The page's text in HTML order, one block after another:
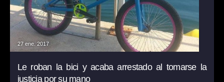
27 ene. 2017
Le roban la bici y acaba arrestado al tomarse la
justicia por su mano